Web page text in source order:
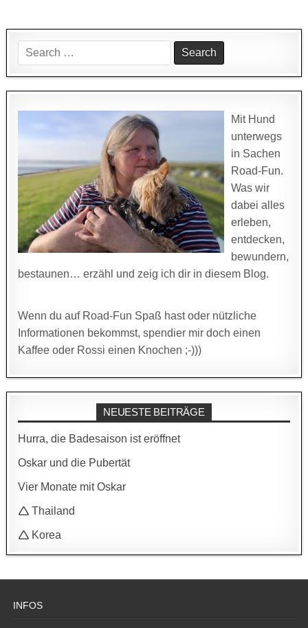
Search
for:
Mit Hund
unterwegs
in Sachen
Road-Fun.
Was wir
dabei alles
erleben,
entdecken,
bewundern,
bestaunen… erzähl und zeig ich dir in diesem Blog.
Wenn du auf Road-Fun Spaß hast oder nützliche
Informationen bekommst, spendier mir doch einen
Kaffee oder Rossi einen Knochen ;-)))
NEUESTE BEITRÄGE
Hurra, die Badesaison ist eröffnet
Oskar und die Pubertät
Vier Monate mit Oskar
🛆 Thailand
🛆 Korea
INFOS